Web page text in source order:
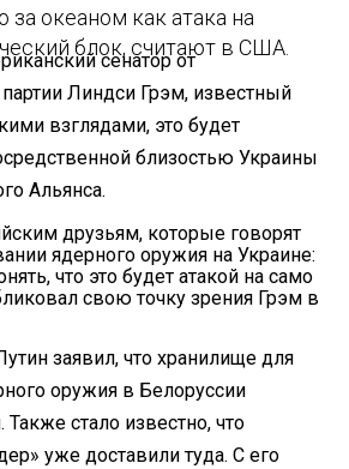
за океаном как атака на
блок, считают в США.
сенатор от
Линдси Грэм, известный
взглядами, это будет
близостью Украины
Альянса.
друзьям, которые говорят
ядерного оружия на Украине:
что это будет атакой на само
свою точку зрения Грэм в
заявил, что хранилище для
оружия в Белоруссии
Также стало известно, что
уже доставили туда. С его